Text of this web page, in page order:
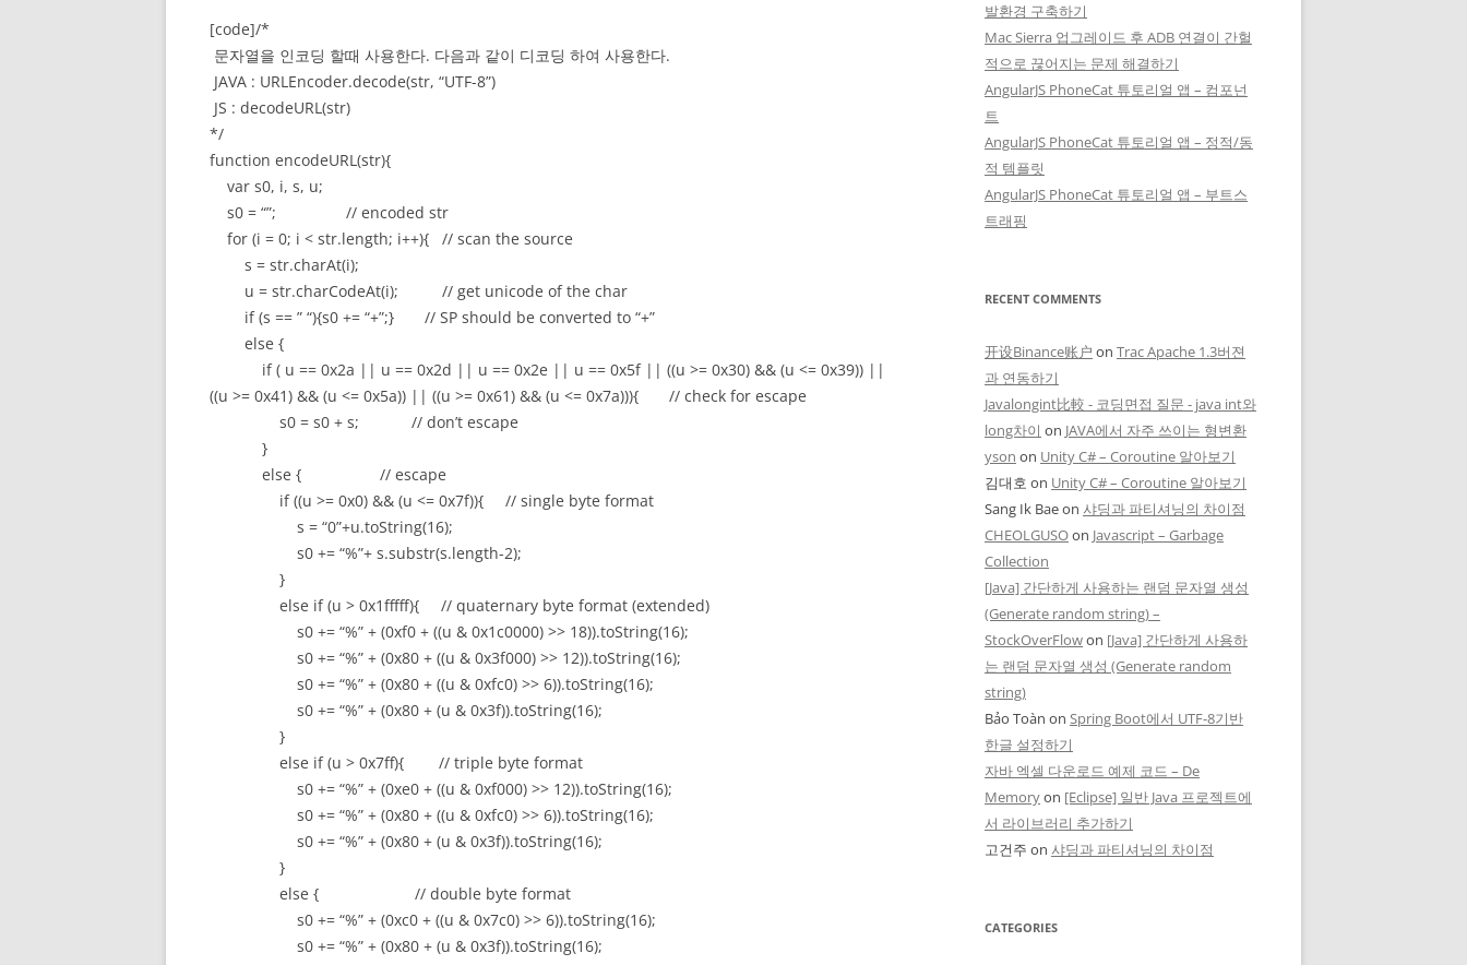
[code]/*
문자열을 인코딩 할때 사용한다. 다음과 같이 디코딩 하여 사용한다.
JAVA : URLEncoder.decode(str, “UTF-8”)
JS : decodeURL(str)
*/
function encodeURL(str){
var s0, i, s, u;
s0 = “”; // encoded str
for (i = 0; i < str.length; i++){ // scan the source
s = str.charAt(i);
u = str.charCodeAt(i); // get unicode of the char
if (s == ” “){s0 += “+”;} // SP should be converted to “+”
else {
if ( u == 0x2a || u == 0x2d || u == 0x2e || u == 0x5f || ((u >= 0x30) && (u <= 0x39)) ||
((u >= 0x41) && (u <= 0x5a)) || ((u >= 0x61) && (u <= 0x7a))){ // check for escape
s0 = s0 + s; // don’t escape
}
else { // escape
if ((u >= 0x0) && (u <= 0x7f)){ // single byte format
s = “0”+u.toString(16);
s0 += “%”+ s.substr(s.length-2);
}
else if (u > 0x1fffff){ // quaternary byte format (extended)
s0 += “%” + (0xf0 + ((u & 0x1c0000) >> 18)).toString(16);
s0 += “%” + (0x80 + ((u & 0x3f000) >> 12)).toString(16);
s0 += “%” + (0x80 + ((u & 0xfc0) >> 6)).toString(16);
s0 += “%” + (0x80 + (u & 0x3f)).toString(16);
}
else if (u > 0x7ff){ // triple byte format
s0 += “%” + (0xe0 + ((u & 0xf000) >> 12)).toString(16);
s0 += “%” + (0x80 + ((u & 0xfc0) >> 6)).toString(16);
s0 += “%” + (0x80 + (u & 0x3f)).toString(16);
}
else { // double byte format
s0 += “%” + (0xc0 + ((u & 0x7c0) >> 6)).toString(16);
s0 += “%” + (0x80 + (u & 0x3f)).toString(16);
발환경 구축하기
Mac Sierra 업그레이드 후 ADB 연결이 간헐
적으로 끊어지는 문제 해결하기
AngularJS PhoneCat 튜토리얼 앱 – 컴포넌
트
AngularJS PhoneCat 튜토리얼 앱 – 정적/동
적 템플릿
AngularJS PhoneCat 튜토리얼 앱 – 부트스
트래핑
RECENT COMMENTS
开设Binance账户 on Trac Apache 1.3버젼
과 연동하기
Javalongint比較 - 코딩면접 질문 - java int와
long차이 on JAVA에서 자주 쓰이는 형변환
yson on Unity C# – Coroutine 알아보기
김대호 on Unity C# – Coroutine 알아보기
Sang Ik Baeon 샤딩과 파티셔닝의 차이점
CHEOLGUSOon Javascript – Garbage
Collection
[Java] 간단하게 사용하는 랜덤 문자열 생성
(Generate random string) –
StockOverFlowon [Java] 간단하게 사용하
는 랜덤 문자열 생성 (Generate random
string)
Bảo Toàn on Spring Boot에서 UTF-8기반
한글 설정하기
자바 엑셀 다운로드 예제 코드 – De
Memoryon [Eclipse] 일반 Java 프로젝트에
서 라이브러리 추가하기
고건주 on 샤딩과 파티셔닝의 차이점
CATEGORIES